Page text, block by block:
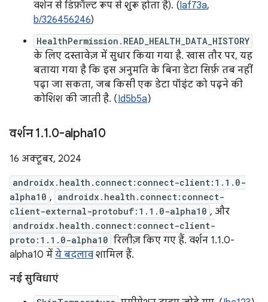
वर्शन से डिफ़ॉल्ट रूप से शुरू होता है). (Iaf73a,
b/326456246)
HealthPermission.READ_HEALTH_DATA_HISTORY
के लिए दस्तावेज़ में सुधार किया गया है. खास तौर पर, यह
बताया गया है कि इस अनुमति के बिना डेटा सिर्फ़ तब नहीं
पढ़ा जा सकता, जब किसी एक डेटा पॉइंट को पढ़ने की
कोशिश की जाती है. (Id5b5a)
वर्शन 1.1.0-alpha10
16 अक्टूबर, 2024
androidx.health.connect:connect-client:1.1.0-
alpha10 , androidx.health.connect:connect-
client-external-protobuf:1.1.0-alpha10 , और
androidx.health.connect:connect-client-
proto:1.1.0-alpha10 रिलीज़ किए गए हैं. वर्शन 1.1.0-
alpha10 में ये बदलाव शामिल हैं.
नई सुविधाएं